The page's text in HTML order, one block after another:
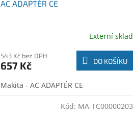
AC ADAPTÉR CE
Externí sklad
543 Kč bez DPH
657 Kč DO KOŠÍKU
Makita - AC ADAPTÉR CE
Kód: MA-TC00000203